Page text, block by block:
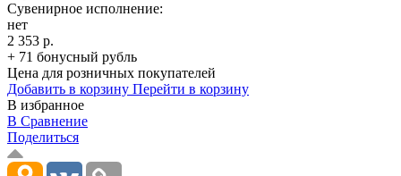
Сувенирное исполнение:
нет
2 353 р.
+ 71 бонусный рубль
Цена для розничных покупателей
Добавить в корзину Перейти в корзину
В избранное
В Сравнение
Поделиться